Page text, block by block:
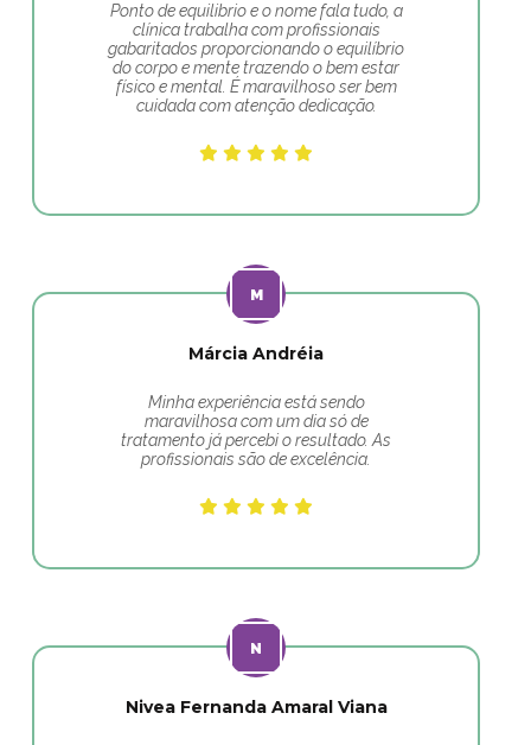
Ponto de equilibrio e o nome fala tudo, a
clínica trabalha com profissionais
gabaritados proporcionando o equilíbrio
do corpo e mente trazendo o bem estar
físico e mental. É maravilhoso ser bem
cuidada com atenção dedicação.
Márcia Andréia
Minha experiência está sendo
maravilhosa com um dia só de
tratamento já percebi o resultado. As
profissionais são de excelência.
Nivea Fernanda Amaral Viana